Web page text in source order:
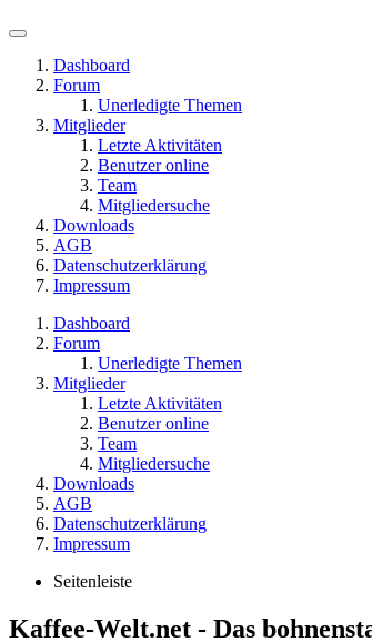
Dashboard
Forum
Unerledigte Themen
Mitglieder
Letzte Aktivitäten
Benutzer online
Team
Mitgliedersuche
Downloads
AGB
Datenschutzerklärung
Impressum
Dashboard
Forum
Unerledigte Themen
Mitglieder
Letzte Aktivitäten
Benutzer online
Team
Mitgliedersuche
Downloads
AGB
Datenschutzerklärung
Impressum
Seitenleiste
Kaffee-Welt.net - Das